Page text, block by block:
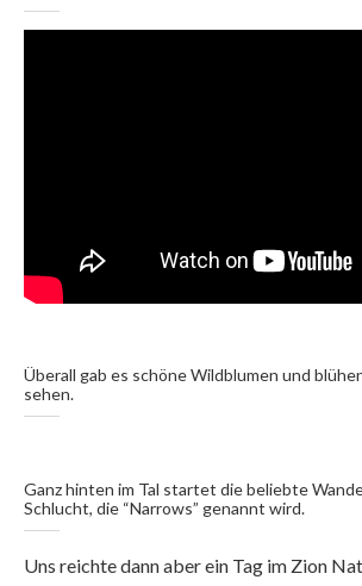
Überall gab es schöne Wildblumen und
sehen.
Ganz hinten im Tal startet die beliebte
Schlucht, die “Narrows” genannt wird.
Uns reichte dann aber ein Tag im Zion